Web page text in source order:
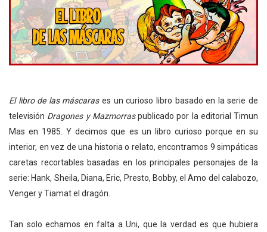
El libro de las máscarases un curioso libro basado en la serie de
televisión Dragones y Mazmorraspublicado por la editorial Timun
Mas en 1985. Y decimos que es un libro curioso porque en su
interior, en vez de una historia o relato, encontramos 9 simpáticas
caretas recortables basadas en los principales personajes de la
serie: Hank, Sheila, Diana, Eric, Presto, Bobby, el Amo del calabozo,
Venger y Tiamat el dragón.
Tan solo echamos en falta a Uni, que la verdad es que hubiera